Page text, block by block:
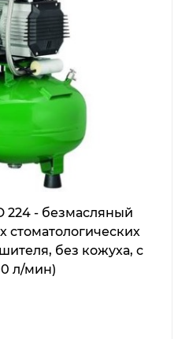
224 - безмасляный
стоматологических
без кожуха, с
л/мин)